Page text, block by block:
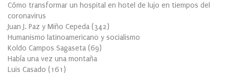
Cómo transformar un hospital en hotel de lujo en tiempos del
coronavirus
Juan J. Paz y Miño Cepeda (342)
Humanismo latinoamericano y socialismo
Koldo Campos Sagaseta (69)
Había una vez una montaña
Luis Casado (161 )